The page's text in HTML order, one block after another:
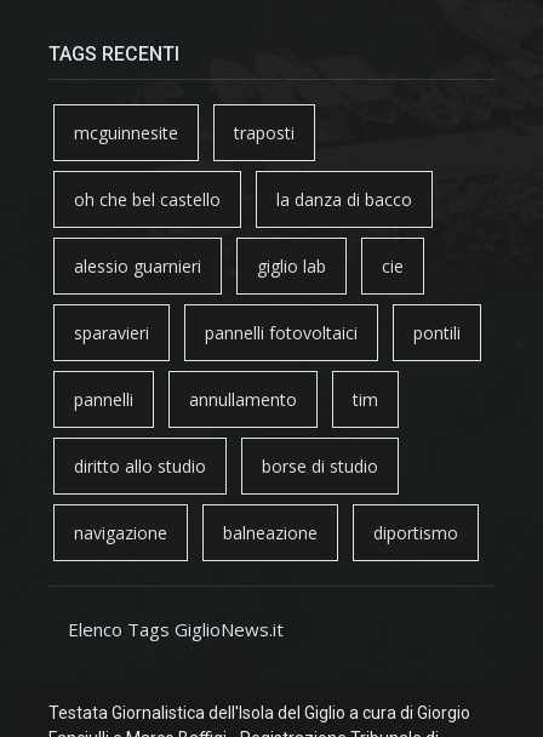
TAGS RECENTI
mcguinnesite traposti
oh che bel castello la danza di bacco
alessio guarnieri giglio lab cie
sparavieri pannelli fotovoltaici pontili
pannelli annullamento tim
diritto allo studio borse di studio
navigazione balneazione diportismo
Elenco Tags GiglioNews.it
Testata Giornalistica dell'Isola del Giglio a cura di Giorgio